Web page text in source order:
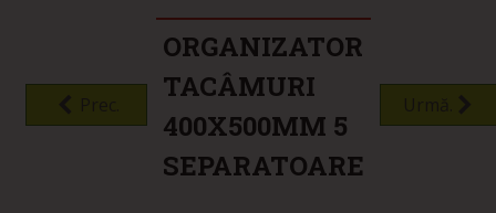
ORGANIZATOR
TACÂMURI
400X500MM 5
SEPARATOARE